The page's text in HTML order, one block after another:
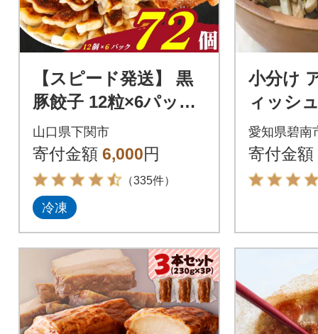
【スピード発送】 黒
豚餃子 12粒×6パック
(72粒) 冷凍 国産餃子
訳あり IB051-72
山口県下関市
寄付金額 6,000円
（335件）
冷凍
小分け
ィッシュ
0袋)
愛知県碧南
寄付金額